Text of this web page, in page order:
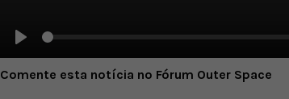
Play
Comente esta notícia no Fórum Outer Space